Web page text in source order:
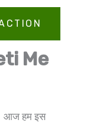
Me
आज हम इस